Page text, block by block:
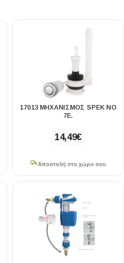
17013 ΜΗΧΑΝΙΣΜΌΣ SPEK ΝΟ
7Ε.
14,49€
Αποστολή στο χώρο σου